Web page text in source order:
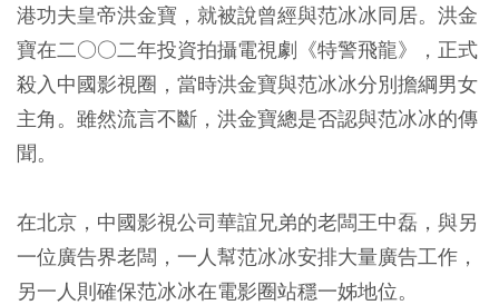
港功夫皇帝洪金寶，就被說曾經與范冰冰同居。洪金
寶在二○○二年投資拍攝電視劇《特警飛龍》，正式
殺入中國影視圈，當時洪金寶與范冰冰分別擔綱男女
主角。雖然流言不斷，洪金寶總是否認與范冰冰的傳
聞。
在北京，中國影視公司華誼兄弟的老闆王中磊，與另
一位廣告界老闆，一人幫范冰冰安排大量廣告工作，
另一人則確保范冰冰在電影圈站穩一姊地位。